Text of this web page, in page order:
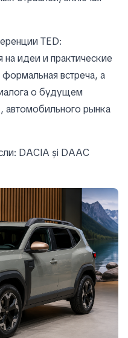
TED:
на идеи и практические
встреча, а
о будущем
автомобильного рынка
DACIA și DAAC